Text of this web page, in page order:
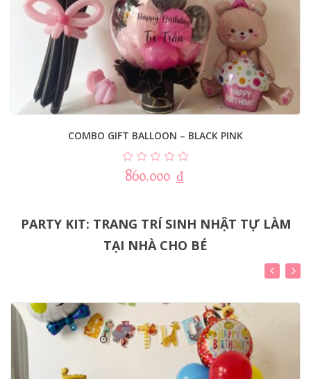
COMBO GIFT BALLOON – BLACK PINK
860.000 ₫
PARTY KIT: TRANG TRÍ SINH NHẬT TỰ LÀM
TẠI NHÀ CHO BÉ